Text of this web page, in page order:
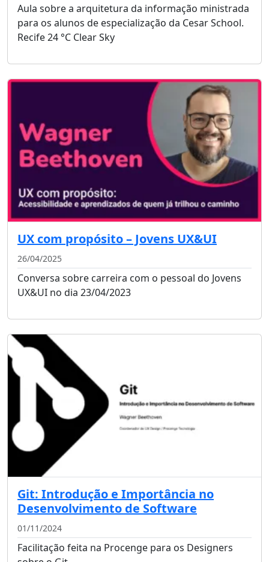
Aula sobre a arquitetura da informação ministrada
para os alunos de especialização da Cesar School.
Recife 24 °C Clear Sky
UX com propósito – Jovens UX&UI
26/04/2025
Conversa sobre carreira com o pessoal do Jovens
UX&UI no dia 23/04/2023
Git: Introdução e Importância no
Desenvolvimento de Software
01/11/2024
Facilitação feita na Procenge para os Designers